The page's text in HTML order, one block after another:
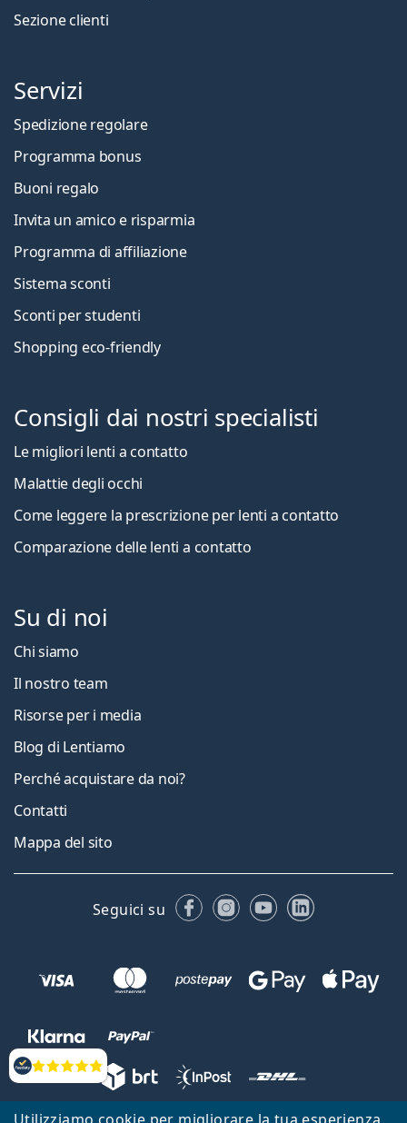
Valutazione
Sezione clienti
Servizi
Spedizione regolare
Programma bonus
Buoni regalo
Invita un amico e risparmia
Programma di affiliazione
Sistema sconti
Sconti per studenti
Shopping eco-friendly
Consigli dai nostri specialisti
Le migliori lenti a contatto
Malattie degli occhi
Come leggere la prescrizione per lenti a contatto
Comparazione delle lenti a contatto
Su di noi
Chi siamo
Il nostro team
Risorse per i media
Blog di Lentiamo
Perché acquistare da noi?
Contatti
Mappa del sito
Seguici su FacebookInstagram
YouTubeLinkedIn